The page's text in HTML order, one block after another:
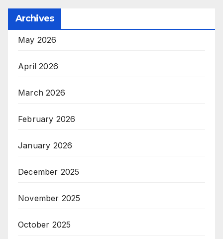
Archives
May 2026
April 2026
March 2026
February 2026
January 2026
December 2025
November 2025
October 2025